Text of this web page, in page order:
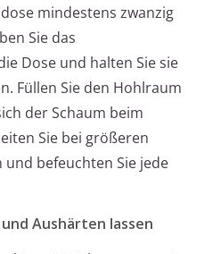
mindestens zwanzig
Sie das
Dose und halten Sie sie
Füllen Sie den Hohlraum
der Schaum beim
Sie bei größeren
befeuchten Sie jede
Aushärten lassen